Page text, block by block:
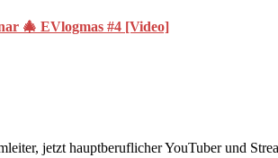
🎄 EVlogmas #4 [Video]
jetzt hauptberuflicher YouTuber und